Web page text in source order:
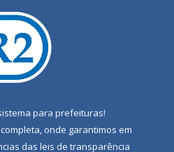
para prefeituras!
completa, onde garantimos em
das leis de transparência